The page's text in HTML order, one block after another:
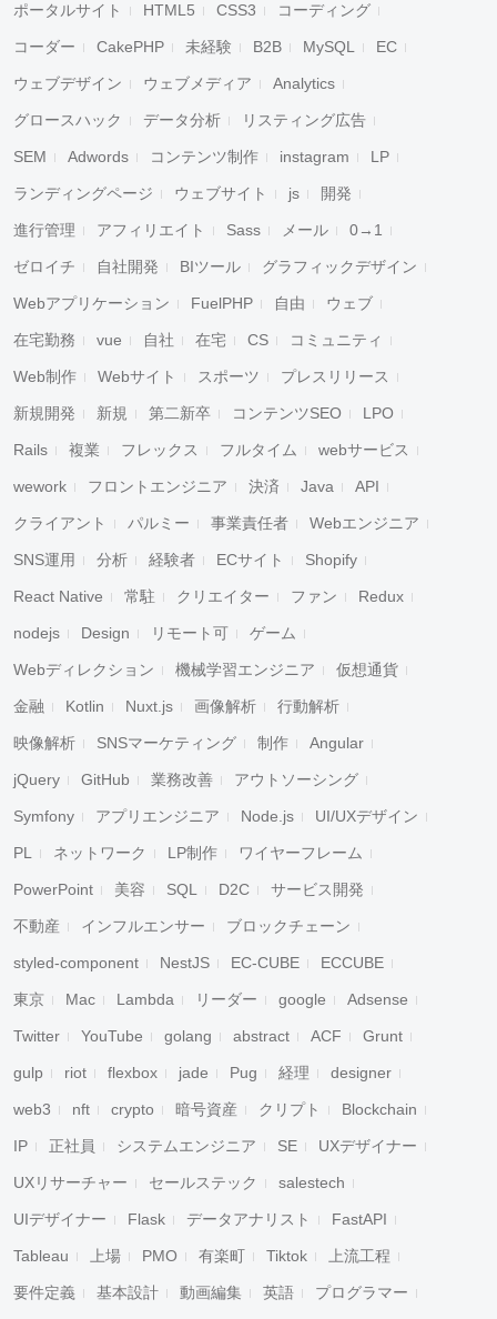
ポータルサイト HTML5 CSS3 コーディング
コーダー CakePHP 未経験 B2B MySQL EC
ウェブデザイン ウェブメディア Analytics
グロースハック データ分析 リスティング広告
SEM Adwords コンテンツ制作 instagram LP
ランディングページ ウェブサイト js 開発
進行管理 アフィリエイト Sass メール 0→1
ゼロイチ 自社開発 BIツール グラフィックデザイン
Webアプリケーション FuelPHP 自由 ウェブ
在宅勤務 vue 自社 在宅 CS コミュニティ
Web制作 Webサイト スポーツ プレスリリース
新規開発 新規 第二新卒 コンテンツSEO LPO
Rails 複業 フレックス フルタイム webサービス
wework フロントエンジニア 決済 Java API
クライアント パルミー 事業責任者 Webエンジニア
SNS運用 分析 経験者 ECサイト Shopify
React Native 常駐 クリエイター ファン Redux
nodejs Design リモート可 ゲーム
Webディレクション 機械学習エンジニア 仮想通貨
金融 Kotlin Nuxt.js 画像解析 行動解析
映像解析 SNSマーケティング 制作 Angular
jQuery GitHub 業務改善 アウトソーシング
Symfony アプリエンジニア Node.js UI/UXデザイン
PL ネットワーク LP制作 ワイヤーフレーム
PowerPoint 美容 SQL D2C サービス開発
不動産 インフルエンサー ブロックチェーン
styled-component NestJS EC-CUBE ECCUBE
東京 Mac Lambda リーダー google Adsense
Twitter YouTube golang abstract ACF Grunt
gulp riot flexbox jade Pug 経理 designer
web3 nft crypto 暗号資産 クリプト Blockchain
IP 正社員 システムエンジニア SE UXデザイナー
UXリサーチャー セールステック salestech
UIデザイナー Flask データアナリスト FastAPI
Tableau 上場 PMO 有楽町 Tiktok 上流工程
要件定義 基本設計 動画編集 英語 プログラマー